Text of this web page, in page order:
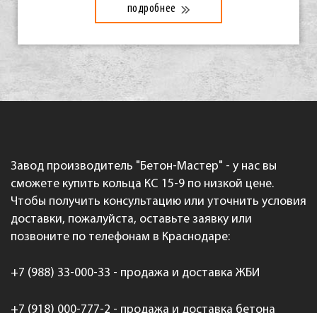
подробнее
Завод производитель "Бетон-Мастер" - у нас вы
сможете купить кольца КС 15-9 по низкой цене.
Чтобы получить консультацию или уточнить условия
доставки, пожалуйста, оставьте заявку или
позвоните по телефонам в Краснодаре:
+7 (988) 33-000-33 - продажа и доставка ЖБИ
+7 (918) 000-777-2 - продажа и доставка бетона